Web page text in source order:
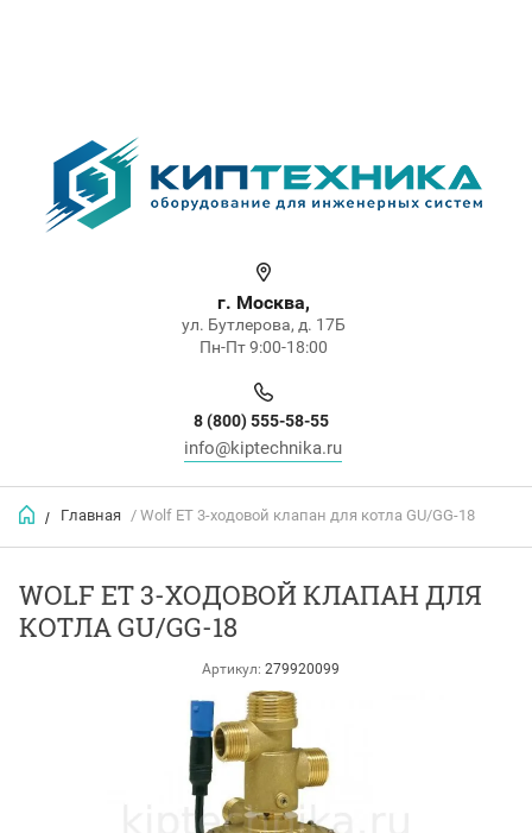
г. Москва,
ул. Бутлерова, д. 17Б
Пн-Пт 9:00-18:00
8 (800) 555-58-55
info@kiptechnika.ru
/ Главная / Wolf ET 3-ходовой клапан для котла GU/GG-18
WOLF ET 3-ХОДОВОЙ КЛАПАН ДЛЯ
КОТЛА GU/GG-18
Артикул: 279920099